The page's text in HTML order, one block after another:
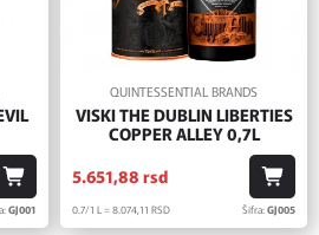
GJ001
QUINTESSENTIAL BRANDS
VISKI THE DUBLIN LIBERTIES
COPPER ALLEY 0,7L
5.651,88 rsd
0.7/1 L = 8.074,11 RSD Šifra:GJ005